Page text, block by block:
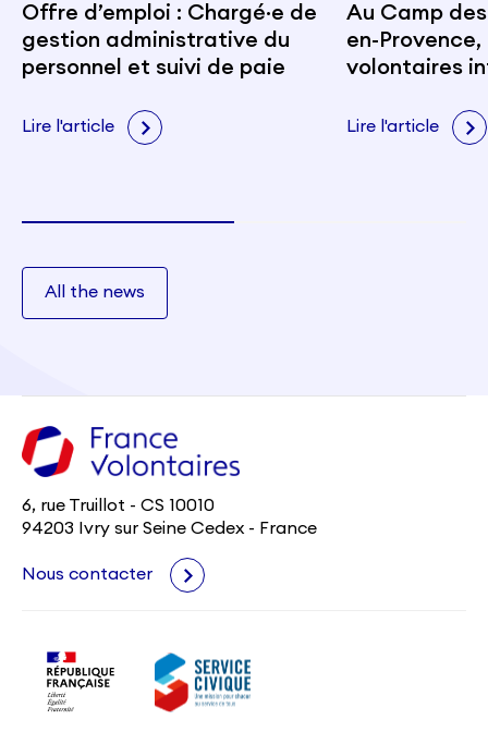
Offre d’emploi : Chargé·e de
gestion administrative du
personnel et suivi de paie
Lire l'article
Au Camp
en-
volontaires
citoyenneté
Lire l'article
All the news
6, rue Truillot - CS 10010
94203 Ivry sur Seine Cedex - France
Nous contacter